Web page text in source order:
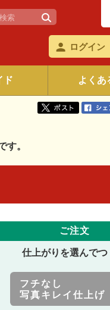
ログイン
ド よくあ
す。
ご注文
仕上がりを選んでつ
フチなし
写真キレイ仕上げ